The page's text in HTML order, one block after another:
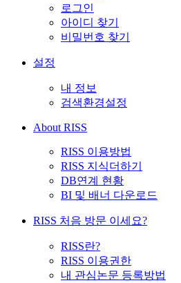
로그인
아이디 찾기
비밀번호 찾기
설정
내 정보
검색환경설정
About RISS
RISS 이용방법
RISS 지식더하기
DB연계 현황
BI 및 배너 다운로드
RISS 처음 방문 이세요?
RISS란?
RISS 이용권한
내 관심논문 등록방법